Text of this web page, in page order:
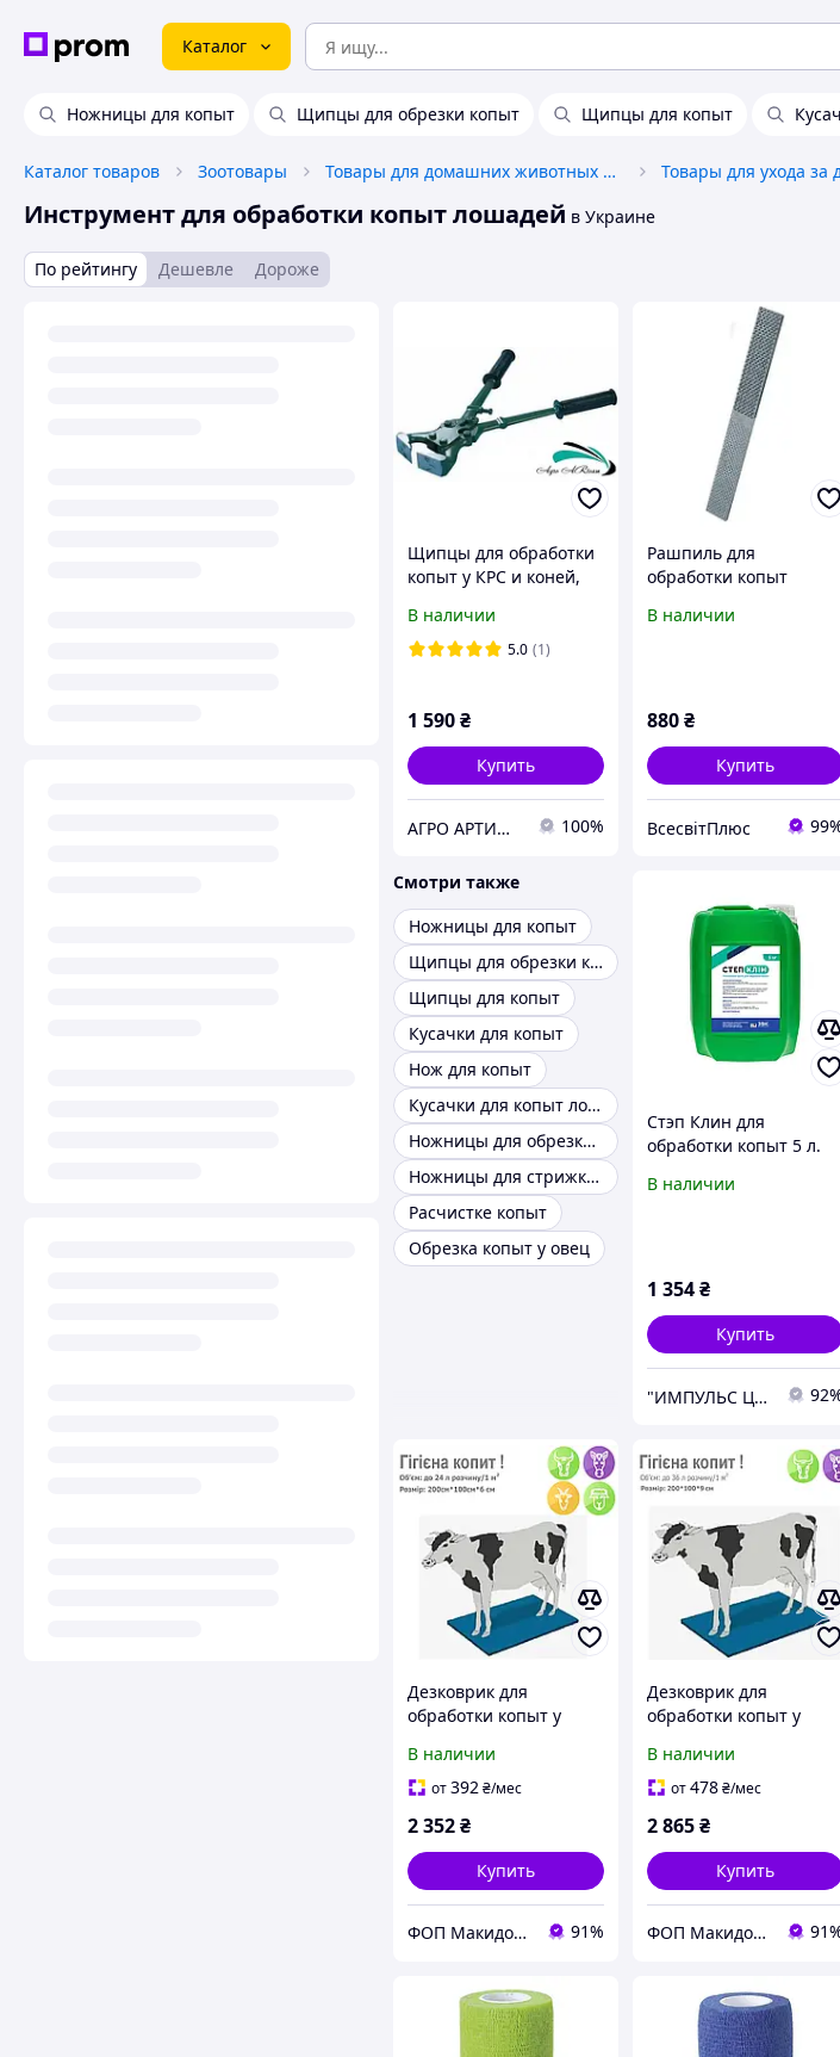
Каталог
Ножницы для копыт Щипцы для обрезки копыт Щипцы для копыт
Каталог товаров Зоотовары Товары для домашних животных и птиц
Инструмент для обработки копыт лошадей в Украине
По рейтингу Дешевле Дороже
Щипцы для обработки
копыт у КРС и коней,
В наличии
5.0 (1)
1 590₴
Купить
АГРО АРТИМ - Ветеринарное оборудование и препараты для животноводства и птицеводства 100%
Рашпиль для
обработки копыт
В наличии
880₴
Купить
ВсесвітПлюс
Смотри также
Ножницы для копыт
Щипцы для обрезки копыт
Щипцы для копыт
Кусачки для копыт
Нож для копыт
Кусачки для копыт лошадей
Ножницы для обрезки копыт лошадей
Ножницы для стрижки копыт козам
Расчистке копыт
Обрезка копыт у овец
Стэп Клин для
обработки копыт 5 л.
В наличии
1 354₴
Купить
"ИМПУЛЬС ЦИС" интернет-магазин
Дезковрик для
обработки копыт у
В наличии
от392 ₴/мес
2 352₴
Купить
ФОП Макидон Людмила Викторовна 91%
Дезковрик для
обработки копыт у
пород 100*200*9см
В наличии
от478₴/мес
2 865₴
Купить
ФОП Макидон Людмила Викторовна